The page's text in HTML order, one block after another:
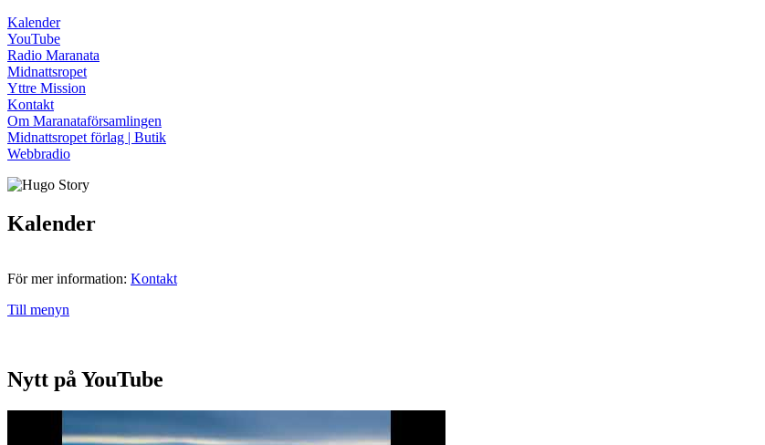
Kalender
YouTube
Radio Maranata
Midnattsropet
Yttre Mission
Kontakt
Om Maranataförsamlingen
Midnattsropet förlag | Butik
Webbradio
Kalender
För mer information: Kontakt
Till menyn
Nytt på YouTube